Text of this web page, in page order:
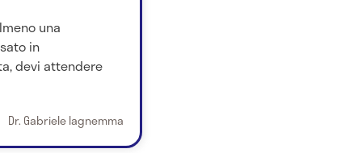
una
in
devi attendere
Dr. Gabriele Iagnemma